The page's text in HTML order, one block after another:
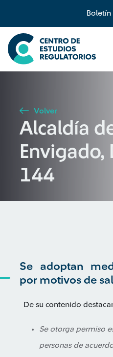
Búsqueda
Seleccione país
Buscar
Volver
Alcaldía
Envigado,
144
Se adoptan
por motivos de
De su contenido
Se otorga permiso
personas de